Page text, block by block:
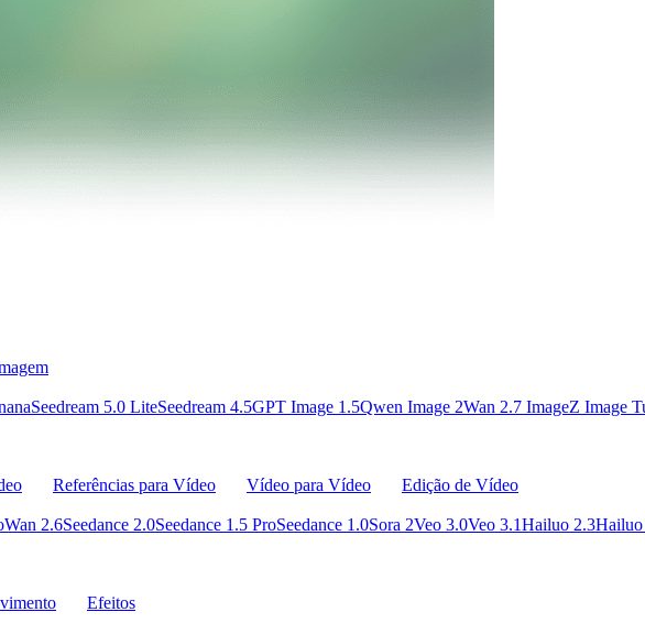
Seedream 5.0 LiteSeedream 4.5GPT Image 1.5Qwen Image 2Wan 2.7 ImageZ Image
Referências para Vídeo Vídeo para Vídeo
Edição de Vídeo
Wan 2.6Seedance 2.0Seedance 1.5 ProSeedance 1.0Sora 2Veo 3.0Veo 3.1Hailuo 2.3
Efeitos